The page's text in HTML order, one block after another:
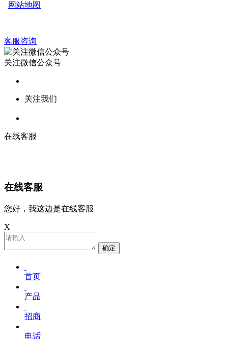
网站地图
客服咨询
关注微信公众号
关注我们
在线客服
在线客服
您好，我这边是在线客服
X
确定
首页
产品
招商
电话